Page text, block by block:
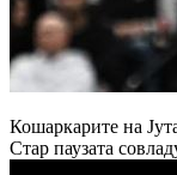
Кошаркарите на
Стар паузата